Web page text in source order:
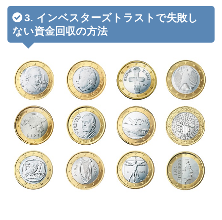
3. インベスターズトラストで失敗し
ない資金回収の方法